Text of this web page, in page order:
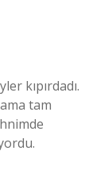
kıpırdadı.
tam